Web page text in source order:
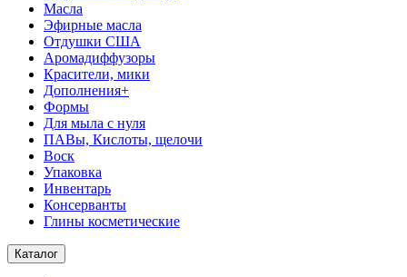
Масла
Эфирные масла
Отдушки США
Аромадиффузоры
Красители, мики
Дополнения+
Формы
Для мыла с нуля
ПАВы, Кислоты, щелочи
Воск
Упаковка
Инвентарь
Консерванты
Глины косметические
Каталог